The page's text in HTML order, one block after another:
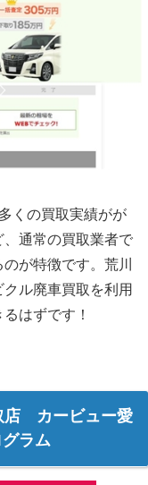
くの買取実績がが
通常の買取業者で
が特徴です。荒川
ル廃車買取を利用
るはずです！
店 カービュー愛
ラム